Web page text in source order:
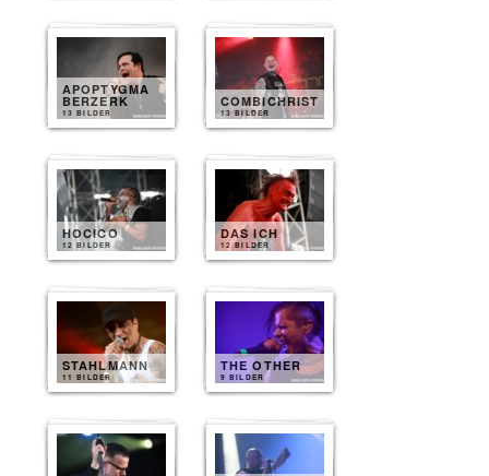
APOPTYGMA
BERZERK
13 BILDER
COMBICHRIST
13 BILDER
HOCICO
12 BILDER
DAS ICH
12 BILDER
STAHLMANN
11 BILDER
THE OTHER
9 BILDER